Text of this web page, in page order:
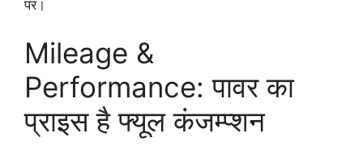
पर।
Mileage &
Performance: पावर का
प्राइस है फ्यूल कंजम्प्शन